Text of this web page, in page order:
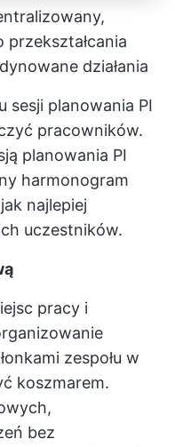
działania
sesji planowania PI
pracowników.
planowania PI
harmonogram
najlepiej
uczestników.
pracy i
zespołu w
koszmarem.
bez